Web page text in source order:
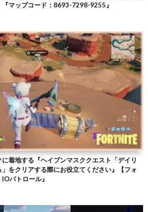
マップコード：8693-7298-9255』
着地する『ヘイブンマスククエスト「デイリ
をクリアする際にお役立てください』【フォ
パトロール』